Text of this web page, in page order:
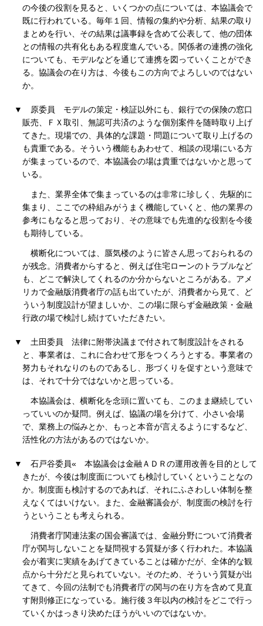
の今後の役割を見ると、いくつかの点については、本協議会で
既に行われている。毎年１回、情報の集約や分析、結果の取り
まとめを行い、その結果は議事録を含めて公表して、他の団体
との情報の共有化もある程度進んでいる。関係者の連携の強化
についても、モデルなどを通じて連携を図っていくことができ
る。協議会の在り方は、今後もこの方向でよろしいのではない
か。
▼ 原委員
モデルの策定・検証以外にも、銀行での保険の窓口
販売、ＦＸ取引、無認可共済のような個別案件を随時取り上げ
てきた。現場での、具体的な課題・問題について取り上げるの
も貴重である。そういう機能もあわせて、相談の現場にいる方
が集まっているので、本協議会の場は貴重ではないかと思って
いる。
また、業界全体で集まっているのは非常に珍しく、先駆的に
集まり、ここでの枠組みがうまく機能していくと、他の業界の
参考にもなると思っており、その意味でも先進的な役割を今後
も期待している。
横断化については、蜃気楼のように皆さん思っておられるの
が残念。消費者からすると、例えば住宅ローンのトラブルなど
も、どこで解決してくれるのか分からないところがある。アメ
リカで金融版消費者庁の話も出ていたが、消費者から見て、ど
ういう制度設計が望ましいか、この場に限らず金融政策・金融
行政の場で検討し続けていただきたい。
▼ 土田委員
法律に附帯決議まで付されて制度設計をされる
と、事業者は、これに合わせて形をつくろうとする。事業者の
努力もそれなりのものであるし、形づくりを促すという意味で
は、それで十分ではないかと思っている。
本協議会は、横断化を念頭に置いても、このまま継続してい
っていいのか疑問。例えば、協議の場を分けて、小さい会場
で、業務上の悩みとか、もっと本音が言えるようにするなど、
活性化の方法があるのではないか。
▼ 石戸谷委員«
本協議会は金融ＡＤＲの運用改善を目的として
きたが、今後は制度面についても検討していくということなの
か。制度面も検討するのであれば、それにふさわしい体制を整
えなくてはいけない。また、金融審議会が、制度面の検討を行
うということも考えられる。
消費者庁関連法案の国会審議では、金融分野について消費者
庁が関与しないことを疑問視する質疑が多く行われた。本協議
会が着実に実績をあげてきていることは確かだが、全体的な観
点から十分だと見られていない。そのため、そういう質疑が出
てきて、今回の法制でも消費者庁の関与の在り方を含めて見直
す附則修正になっている。施行後３年以内の検討をどこで行っ
ていくかはっきり決めたほうがいいのではないか。